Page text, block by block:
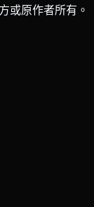
或原作者所有。